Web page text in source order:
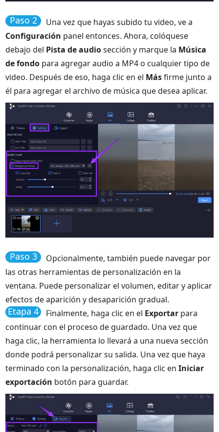
Paso 2
Una vez que hayas subido tu video, ve a
Configuración panel entonces. Ahora, colóquese
debajo del Pista de audiosección y marque la Música
de fondo para agregar audio a MP4 o cualquier tipo de
video. Después de eso, haga clic en el Másfirme junto a
él para agregar el archivo de música que desea aplicar.
Paso 3
Opcionalmente, también puede navegar por
las otras herramientas de personalización en la
ventana. Puede personalizar el volumen, editar y aplicar
efectos de aparición y desaparición gradual.
Etapa 4 Finalmente, haga clic en el Exportar para
continuar con el proceso de guardado. Una vez que
haga clic, la herramienta lo llevará a una nueva sección
donde podrá personalizar su salida. Una vez que haya
terminado con la personalización, haga clic enIniciar
exportación botón para guardar.